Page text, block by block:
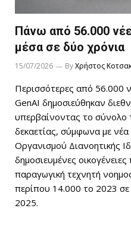
Πάνω από 56.000
μέσα σε δύο χρόνια
15/07/2026 ByΧρήστος
Περισσότερες από 56.000
GenAI δημοσιεύθηκαν
υπερβαίνοντας το σύνολο
δεκαετίας, σύμφωνα με
Οργανισμού Διανοητικής
δημοσιευμένες
παραγωγική τεχνητή
περίπου 14.000 το 2023
2025.